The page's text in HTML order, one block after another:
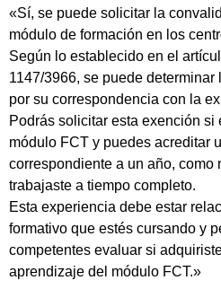
«Sí, se puede solicitar la
módulo de formación en los
Según lo establecido en el
1147/3966, se puede determinar
por su correspondencia con la
Podrás solicitar esta exención si
módulo FCT y puedes acreditar
correspondiente a un año, como
trabajaste a tiempo completo.
Esta experiencia debe estar
formativo que estés cursando y
competentes evaluar si
aprendizaje del módulo FCT.»